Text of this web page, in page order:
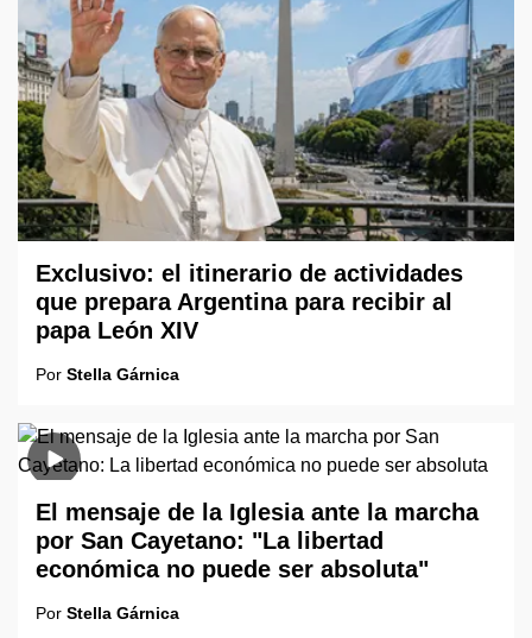
Exclusivo: el itinerario de actividades
que prepara Argentina para recibir al
papa León XIV
Por Stella Gárnica
El mensaje de la Iglesia ante la marcha
por San Cayetano: "La libertad
económica no puede ser absoluta"
Por Stella Gárnica